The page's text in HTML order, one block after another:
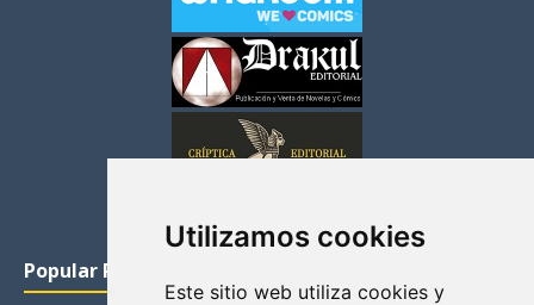
Utilizamos cookies
Este sitio web utiliza cookies y
Popular Posts